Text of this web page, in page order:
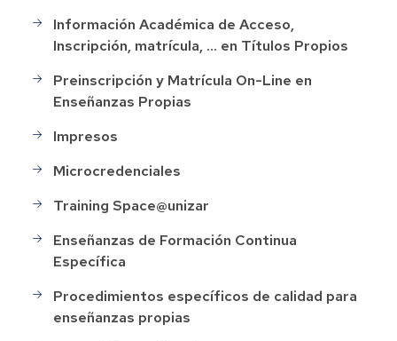
Información Académica de Acceso,
Inscripción, matrícula, ... en Títulos Propios
Preinscripción y Matrícula On-Line en
Enseñanzas Propias
Impresos
Microcredenciales
Training Space@unizar
Enseñanzas de Formación Continua
Específica
Procedimientos específicos de calidad para
enseñanzas propias